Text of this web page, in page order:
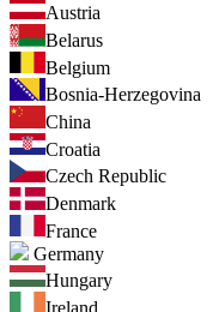
Austria
Belarus
Belgium
Bosnia-Herzegovina
China
Croatia
Czech Republic
Denmark
France
Germany
Hungary
Ireland